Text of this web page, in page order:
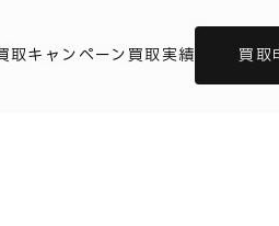
取キャンペーン買取実績 買取